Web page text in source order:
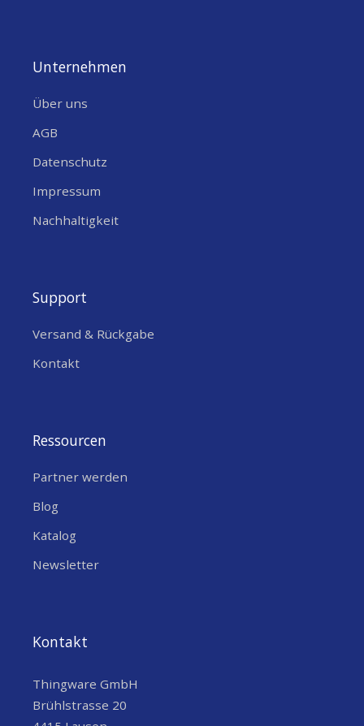
Unternehmen
Über uns
AGB
Datenschutz
Impressum
Nachhaltigkeit
Support
Versand & Rückgabe
Kontakt
Ressourcen
Partner werden
Blog
Katalog
Newsletter
Kontakt
Thingware GmbH
Brühlstrasse 20